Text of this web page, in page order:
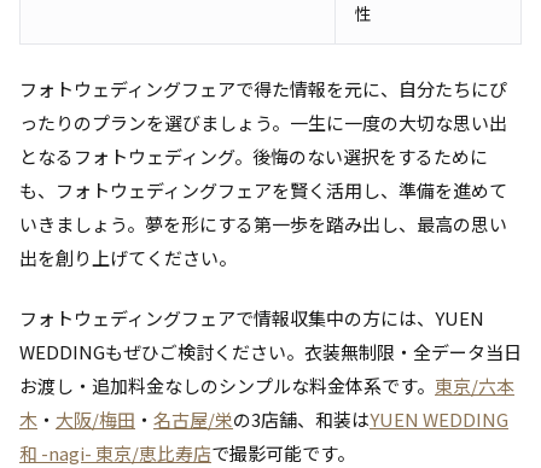
性
フォトウェディングフェアで得た情報を元に、自分たちにぴ
ったりのプランを選びましょう。一生に一度の大切な思い出
となるフォトウェディング。後悔のない選択をするために
も、フォトウェディングフェアを賢く活用し、準備を進めて
いきましょう。夢を形にする第一歩を踏み出し、最高の思い
出を創り上げてください。
フォトウェディングフェアで情報収集中の方には、YUEN
WEDDINGもぜひご検討ください。衣装無制限・全データ当日
お渡し・追加料金なしのシンプルな料金体系です。 東京/六本
木 ・ 大阪/梅田 ・ 名古屋/栄の3店舗、和装はYUEN WEDDING
和 -nagi- 東京/恵比寿店で撮影可能です。